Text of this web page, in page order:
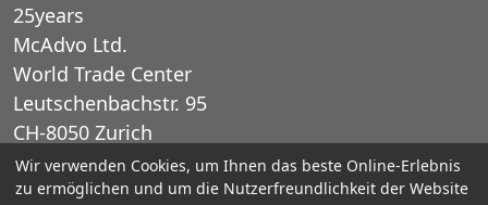
25years
McAdvo Ltd.
World Trade Center
Leutschenbachstr. 95
CH-8050 Zurich
Schweiz
Wir verwenden Cookies, um Ihnen das beste Online-Erlebnis
zu ermöglichen und um die Nutzerfreundlichkeit der Website